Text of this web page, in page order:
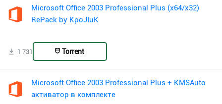
Microsoft Office 2003 Professional Plus (x64/x32)
RePack by KpoJIuK
1 731 Torrent
Microsoft Office 2003 Professional Plus + KMSAuto
активатор в комплекте